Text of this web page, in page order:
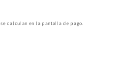
se calculan en la pantalla de pago.